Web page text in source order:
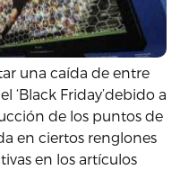
una caída de entre
‘Black Friday’debido a
de los puntos de
en ciertos renglones
en los artículos